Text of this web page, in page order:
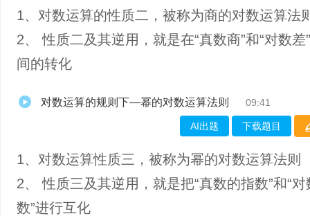
1、​对数运算的性质二，被称为商的对数运算法
2、 性质二及其逆用，就是在“真数商”和“对数差
间的转化
对数运算的规则下—幂的对数运算法则 09:41
AI出题 下载题目
1、​对数运算性质三，被称为幂的对数运算法则
2、 性质三及其逆用，就是把“真数的指数”和“
数”进行互化